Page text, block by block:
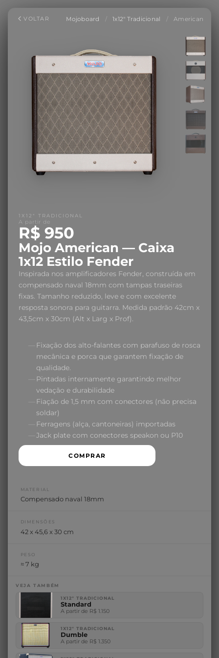
VOLTAR Mojoboard / 1x12" Tradicional / American
1X12" TRADICIONAL
A partir de
R$ 950
Mojo American — Caixa
1x12 Estilo Fender
Inspirada nos amplificadores Fender, construída em
compensado naval 18mm com tampas traseiras
fixas. Tamanho reduzido, leve e com excelente
resposta sonora para guitarra. Medida padrão 42cm x
43,5cm x 30cm (Alt x Larg x Prof).
Fixação dos alto-falantes com parafuso de rosca
mecânica e porca que garantem fixação de
qualidade.
Pintadas internamente garantindo melhor
vedação e durabilidade
Fiação de 1,5 mm com conectores (não precisa
soldar)
Ferragens (alça, cantoneiras) importadas
Jack plate com conectores speakon ou P10
COMPRAR
MATERIAL
Compensado naval 18mm
DIMENSÕES
42 x 45,6 x 30 cm
PESO
≈ 7 kg
VEJA TAMBÉM
1X12" TRADICIONAL
Standard
A partir de R$ 1.150
1X12" TRADICIONAL
Dumble
A partir de R$ 1.350